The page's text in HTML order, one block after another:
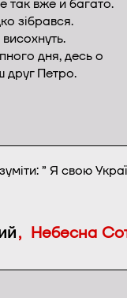
так вже й багато.
зібрався.
дня, десь о
друг Петро.
” Я свою
, Небесна